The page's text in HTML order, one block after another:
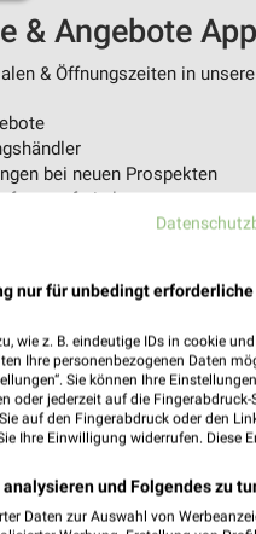
& Angebote App
& Öffnungszeiten in
bei neuen Prospekten
stressfrei planen
nur für unbedingt
wie z. B. eindeutige IDs in cookie
Ihre personenbezogenen Daten
Sie können Ihre
oder jederzeit auf die
auf den Fingerabdruck oder den
Ihre Einwilligung widerrufen. Diese
und Folgendes zu
Daten zur Auswahl von